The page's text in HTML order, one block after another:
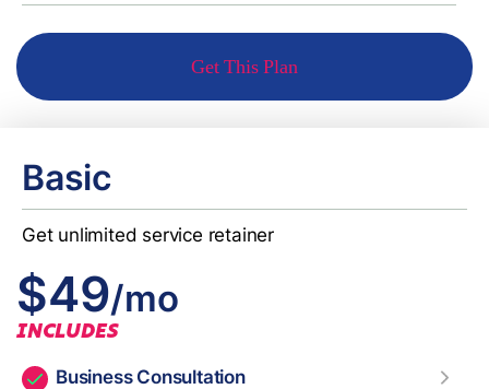
Get This Plan
Basic
Get unlimited service retainer
$49/mo
INCLUDES
Business Consultation